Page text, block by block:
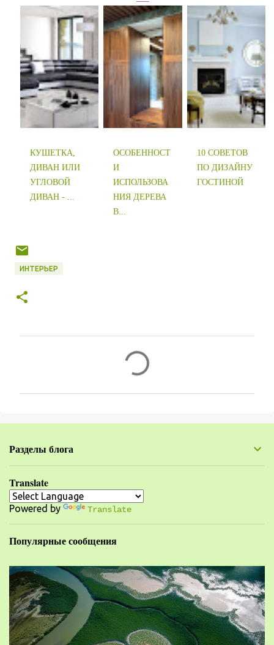
КУШЕТКА,
ДИВАН ИЛИ
УГЛОВОЙ
ДИВАН - ...
ОСОБЕННОСТ
И
ИСПОЛЬЗОВА
НИЯ ДЕРЕВА
В...
10 СОВЕТОВ
ПО ДИЗАЙНУ
ГОСТИНОЙ
ИНТЕРЬЕР
е
т
р
и
и
Разделы блога
Translate
Powered by Translate
Популярные сообщения